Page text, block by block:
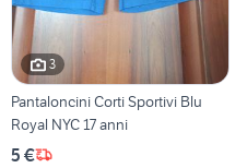
3
Pantaloncini Corti Sportivi Blu
Royal NYC 17 anni
5 €